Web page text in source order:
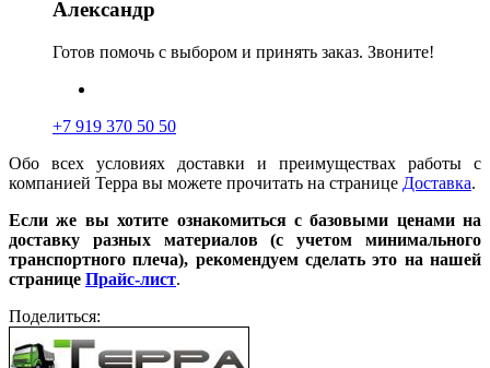
Александр
Готов помочь с выбором и принять заказ. Звоните!
+7 919 370 50 50
Обо всех условиях доставки и преимуществах работы с
компанией Терра вы можете прочитать на странице Доставка.
Если же вы хотите ознакомиться с базовыми ценами на
доставку разных материалов (с учетом минимального
транспортного плеча), рекомендуем сделать это на нашей
странице Прайс-лист.
Поделиться: